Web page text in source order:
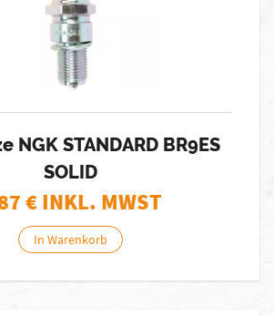
NGK STANDARD BR9ES
SOLID
€ INKL. MWST
In Warenkorb